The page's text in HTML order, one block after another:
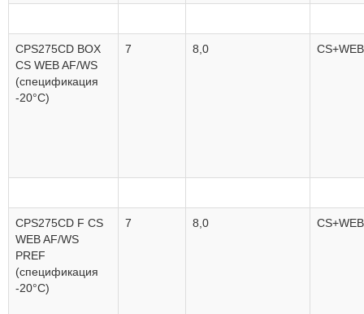
CPS275CD BOX
CS WEB AF/WS
(спецификация
-20°C)
7 8,0 CS+WEB
CPS275CD F CS
WEB AF/WS
PREF
(спецификация
-20°C)
7 8,0 CS+WEB